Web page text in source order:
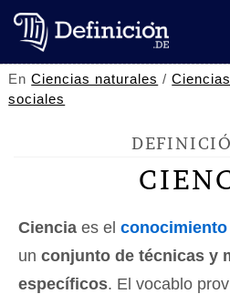
EnCiencias naturales /Ciencias
sociales
Ciencia es el conocimiento
un conjunto de técnicas y
específicos. El vocablo